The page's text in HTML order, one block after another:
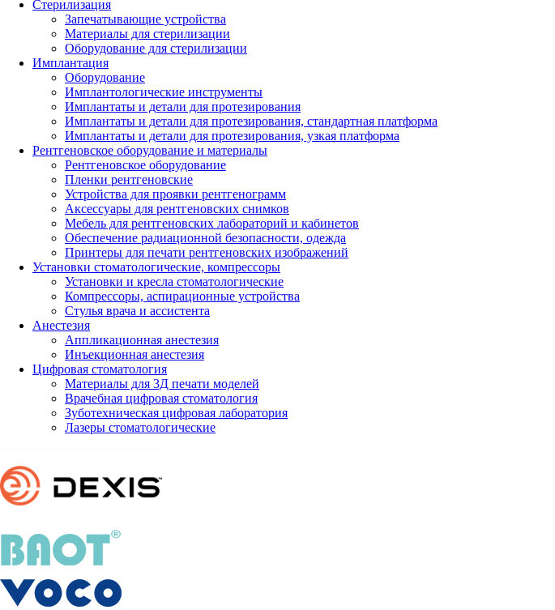
Стерилизация
Запечатывающие устройства
Материалы для стерилизации
Оборудование для стерилизации
Имплантация
Оборудование
Имплантологические инструменты
Имплантаты и детали для протезирования
Имплантаты и детали для протезирования, стандартная платформа
Имплантаты и детали для протезирования, узкая платформа
Рентгеновское оборудование и материалы
Рентгеновское оборудование
Пленки рентгеновские
Устройства для проявки рентгенограмм
Аксессуары для рентгеновских снимков
Мебель для рентгеновских лабораторий и кабинетов
Обеспечение радиационной безопасности, одежда
Принтеры для печати рентгеновских изображений
Установки стоматологические, компрессоры
Установки и кресла стоматологические
Компрессоры, аспирационные устройства
Стулья врача и ассистента
Анестезия
Аппликационная анестезия
Инъекционная анестезия
Цифровая стоматология
Материалы для 3Д печати моделей
Врачебная цифровая стоматология
Зуботехническая цифровая лаборатория
Лазеры стоматологические